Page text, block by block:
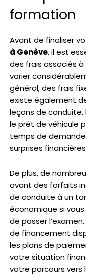
formation
Avant de finaliser
à Genève, il est
des frais associés
varier
général, des frais
existe également
leçons de
le prêt de véhicule
temps de
surprises
De plus, de
avant des forfaits
de conduite à un
économique si
de passer
de financement
les plans de
votre situation
votre parcours vers